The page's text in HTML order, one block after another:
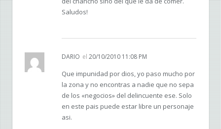
Saludos!
DARIO el 20/10/2010 11:08 PM
Que impunidad por dios, yo paso mucho por
la zona y no encontras a nadie que no sepa
de los «negocios» del delincuente ese. Solo
en este pais puede estar libre un personaje
asi.